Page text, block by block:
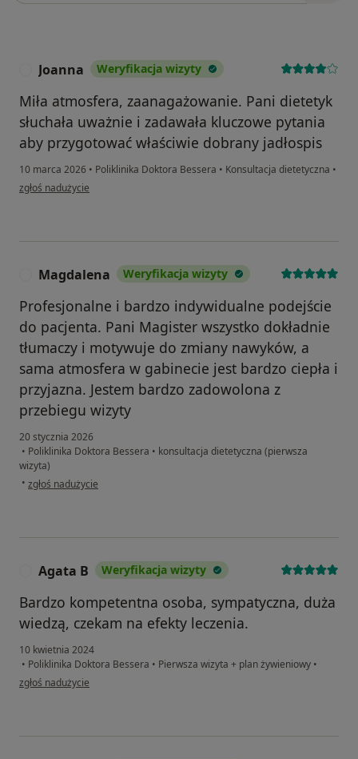
Joanna Weryfikacja wizyty
Miła atmosfera, zaanagażowanie. Pani dietetyk
słuchała uważnie i zadawała kluczowe pytania
aby przygotować właściwie dobrany jadłospis
10 marca 2026 • Poliklinika Doktora Bessera • Konsultacja dietetyczna •
w opinii użytkownika Joanna
zgłoś nadużycie
Magdalena Weryfikacja wizyty
Profesjonalne i bardzo indywidualne podejście
do pacjenta. Pani Magister wszystko dokładnie
tłumaczy i motywuje do zmiany nawyków, a
sama atmosfera w gabinecie jest bardzo ciepła i
przyjazna. Jestem bardzo zadowolona z
przebiegu wizyty
20 stycznia 2026
• Poliklinika Doktora Bessera • konsultacja dietetyczna (pierwsza
wizyta)
• w opinii użytkownika Magdalena
zgłoś nadużycie
Agata B Weryfikacja wizyty
Bardzo kompetentna osoba, sympatyczna, duża
wiedzą, czekam na efekty leczenia.
10 kwietnia 2024
• Poliklinika Doktora Bessera • Pierwsza wizyta + plan żywieniowy •
w opinii użytkownika Agata B
zgłoś nadużycie